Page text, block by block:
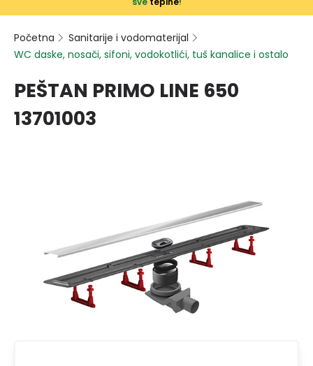
Početna
Sanitarije i vodomaterijal
WC daske, nosači, sifoni, vodokotlići, tuš kanalice i ostalo
PEŠTAN PRIMO LINE 650
13701003